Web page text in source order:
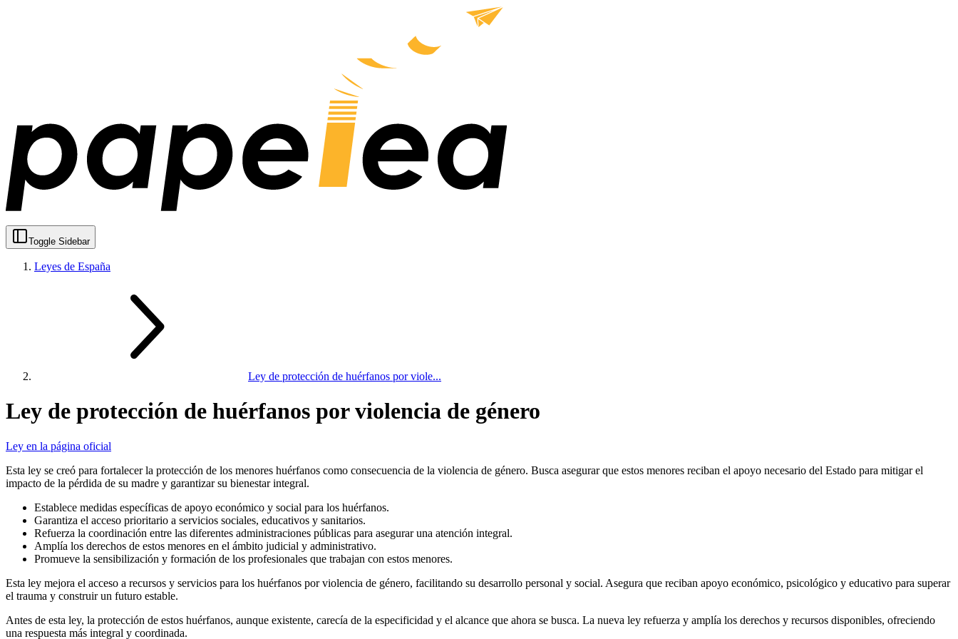
Toggle Sidebar
Leyes de España
Ley de protección de huérfanos por viole...
Ley de protección de huérfanos por violencia de género
Ley en la página oficial
Esta ley se creó para fortalecer la protección de los menores huérfanos como consecuencia de la violencia de género. Busca asegurar que estos menores reciban el apoyo necesario del Estado para mitigar el
impacto de la pérdida de su madre y garantizar su bienestar integral.
Establece medidas específicas de apoyo económico y social para los huérfanos.
Garantiza el acceso prioritario a servicios sociales, educativos y sanitarios.
Refuerza la coordinación entre las diferentes administraciones públicas para asegurar una atención integral.
Amplía los derechos de estos menores en el ámbito judicial y administrativo.
Promueve la sensibilización y formación de los profesionales que trabajan con estos menores.
Esta ley mejora el acceso a recursos y servicios para los huérfanos por violencia de género, facilitando su desarrollo personal y social. Asegura que reciban apoyo económico, psicológico y educativo para superar
el trauma y construir un futuro estable.
Antes de esta ley, la protección de estos huérfanos, aunque existente, carecía de la especificidad y el alcance que ahora se busca. La nueva ley refuerza y amplía los derechos y recursos disponibles, ofreciendo
una respuesta más integral y coordinada.